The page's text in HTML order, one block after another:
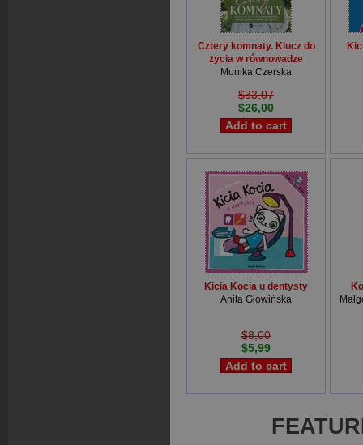
Cztery komnaty. Klucz do
życia w równowadze
Monika Czerska
$33,07
$26,00
Kicia Kocia u dentysty
Anita Głowińska
$8,00
$5,99